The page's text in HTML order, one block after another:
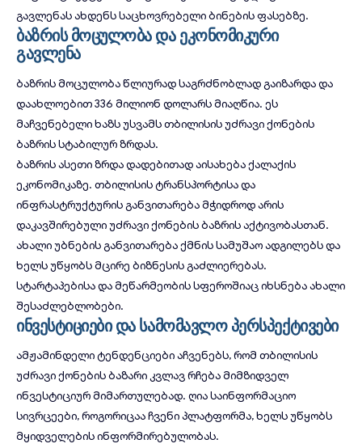
გავლენას ახდენს საცხოვრებელი ბინების ფასებზე.
ბაზრის მოცულობა და ეკონომიკური
გავლენა
ბაზრის მოცულობა წლიურად საგრძნობლად გაიზარდა და
დაახლოებით 336 მილიონ დოლარს მიაღწია. ეს
მაჩვენებელი ხაზს უსვამს თბილისის უძრავი ქონების
ბაზრის სტაბილურ ზრდას.
ბაზრის ასეთი ზრდა დადებითად აისახება ქალაქის
ეკონომიკაზე. თბილისის ტრანსპორტისა და
ინფრასტრუქტურისგანვითარება მჭიდროდ არის
დაკავშირებული უძრავი ქონების ბაზრის აქტივობასთან.
ახალი უბნების განვითარება ქმნის სამუშაო ადგილებს და
ხელს უწყობს მცირე ბიზნესის გაძლიერებას.
სტარტაპებისა და მეწარმეობისსფეროშიაც იხსნება ახალი
შესაძლებლობები.
ინვესტიციები და სამომავლო პერსპექტივები
ამჟამინდელი ტენდენციები აჩვენებს, რომ თბილისის
უძრავი ქონების ბაზარი კვლავ რჩება მიმზიდველ
ინვესტიციურ მიმართულებად. ღია საინფორმაციო
სივრცეები, როგორიცააჩვენი პლატფორმა, ხელს უწყობს
მყიდველების ინფორმირებულობას.